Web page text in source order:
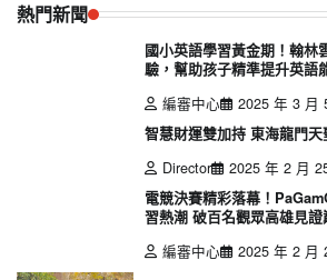
熱門新聞
國小英語學習黃金期！翰林
驗，幫助孩子精準提升英語
編審中心
2025 年 3 月
智慧財運雙加持 東海龍門
Director
2025 年 2 月
電競決賽精彩落幕！
習熱潮 破百名觀眾高雄見證
編審中心
2025 年 2 月